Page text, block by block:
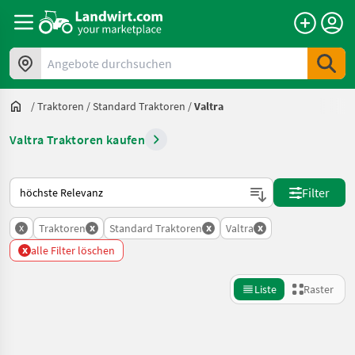
Angebote durchsuchen
/Traktoren /Standard Traktoren /Valtra
Valtra Traktoren kaufen
So wird auf Landwirt.com sortiert
Filter
x Traktoren x Standard Traktoren x Valtra x
x alle Filter löschen
Liste Raster